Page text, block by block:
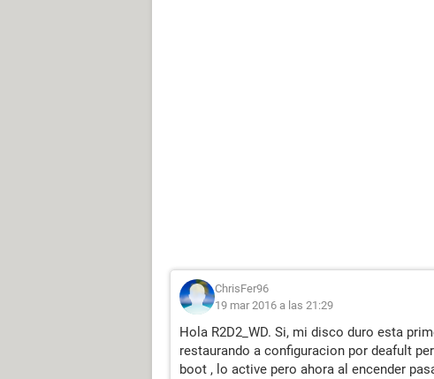
ChrisFer96
19 mar 2016 a las 21:29
Hola R2D2_WD. Si, mi disco duro esta
restaurando a configuracion por deafult
boot , lo active pero ahora al encender